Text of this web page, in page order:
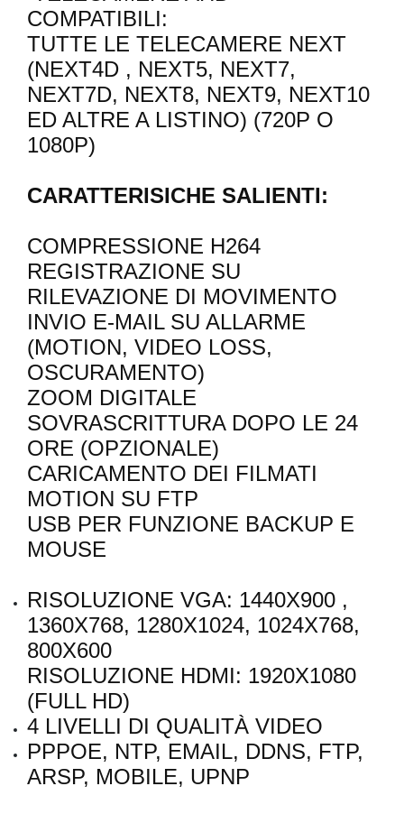
COMPATIBILI:
TUTTE LE TELECAMERE NEXT
(NEXT4D , NEXT5, NEXT7,
NEXT7D, NEXT8, NEXT9, NEXT10
ED ALTRE A LISTINO) (720P O
1080P)
CARATTERISICHE SALIENTI:
COMPRESSIONE H264
REGISTRAZIONE SU
RILEVAZIONE DI MOVIMENTO
INVIO E-MAIL SU ALLARME
(MOTION, VIDEO LOSS,
OSCURAMENTO)
ZOOM DIGITALE
SOVRASCRITTURA DOPO LE 24
ORE (OPZIONALE)
CARICAMENTO DEI FILMATI
MOTION SU FTP
USB PER FUNZIONE BACKUP E
MOUSE
RISOLUZIONE VGA: 1440X900 ,
1360X768, 1280X1024, 1024X768,
800X600
RISOLUZIONE HDMI: 1920X1080
(FULL HD)
4 LIVELLI DI QUALITÀ VIDEO
PPPOE, NTP, EMAIL, DDNS, FTP,
ARSP, MOBILE, UPNP